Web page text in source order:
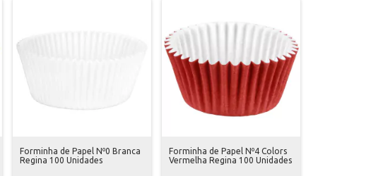
Forminha de Papel Nº0 Branca
Regina 100 Unidades
Forminha de Papel Nº4 Colors
Vermelha Regina 100 Unidades